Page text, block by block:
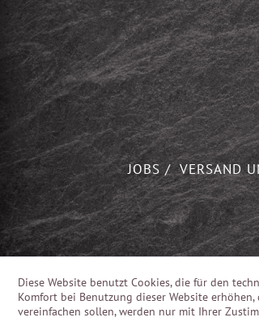
JOBS VERSAND
Diese Website benutzt Cookies, die für den
Komfort bei Benutzung dieser Website
vereinfachen sollen, werden nur mit Ihrer